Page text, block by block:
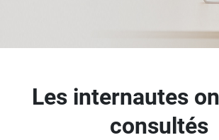
Les internautes
consultés